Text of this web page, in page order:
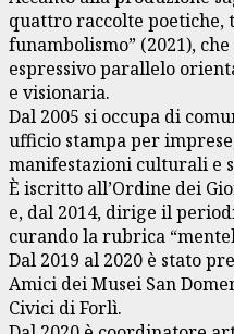
quattro raccolte poetiche,
funambolismo” (2021),
espressivo parallelo
e visionaria.
Dal 2005 si occupa di
ufficio stampa per
manifestazioni culturali e
È iscritto all’Ordine dei
e, dal 2014, dirige il
curando la rubrica
Dal 2019 al 2020 è stato
Amici dei Musei San
Civici di Forlì.